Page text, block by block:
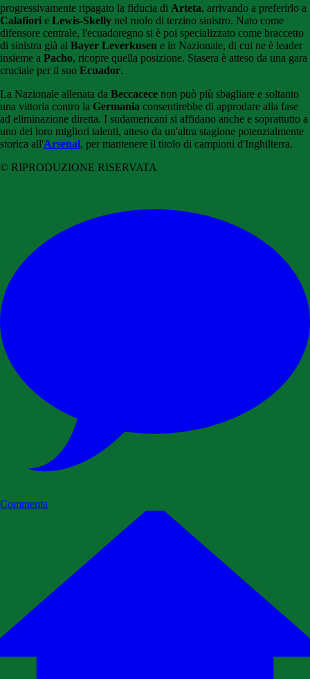
progressivamente ripagato la fiducia di Arteta, arrivando a preferirlo a
Calafiori e Lewis-Skelly nel ruolo di terzino sinistro. Nato come
difensore centrale, l'ecuadoregno si è poi specializzato come braccetto
di sinistra già al Bayer Leverkusen e in Nazionale, di cui ne è leader
insieme a Pacho, ricopre quella posizione. Stasera è atteso da una gara
cruciale per il suo Ecuador.
La Nazionale allenata da Beccacece non può più sbagliare e soltanto
una vittoria contro la Germania consentirebbe di approdare alla fase
ad eliminazione diretta. I sudamericani si affidano anche e soprattutto a
uno dei loro migliori talenti, atteso da un'altra stagione potenzialmente
storica all'Arsenal, per mantenere il titolo di campioni d'Inghilterra.
© RIPRODUZIONE RISERVATA
Commenta